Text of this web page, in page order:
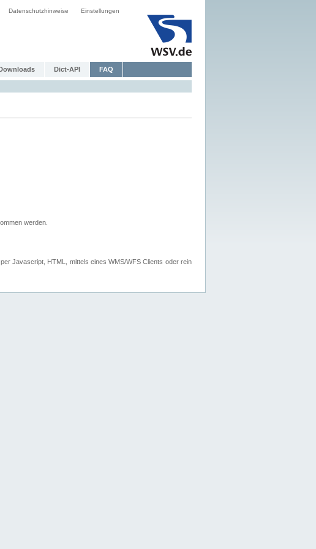
Datenschutzhinweise Einstellungen
Dict-API FAQ
werden.
Javascript, HTML, mittels eines WMS/WFS Clients oder rein